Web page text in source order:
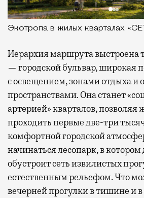
Экотропа в жилых кварталах
Иерархия маршрута выстроена
— городской бульвар, широкая
с освещением, зонами отдыха
пространствами. Она станет
артерией» кварталов, позволяя
проходить первые две-три
комфортной городской
начинаться лесопарк, в котором
обустроит сеть извилистых
естественным рельефом. Что
вечерней прогулки в тишине и